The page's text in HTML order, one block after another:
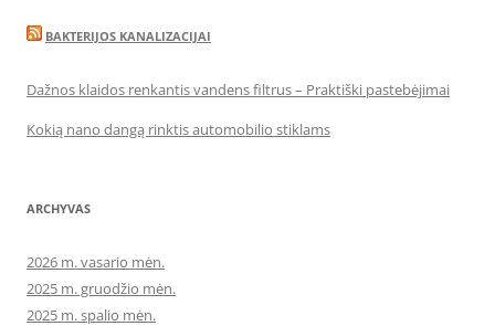
BAKTERIJOS KANALIZACIJAI
Dažnos klaidos renkantis vandens filtrus – Praktiški pastebėjimai
Kokią nano dangą rinktis automobilio stiklams
ARCHYVAS
2026 m. vasario mėn.
2025 m. gruodžio mėn.
2025 m. spalio mėn.